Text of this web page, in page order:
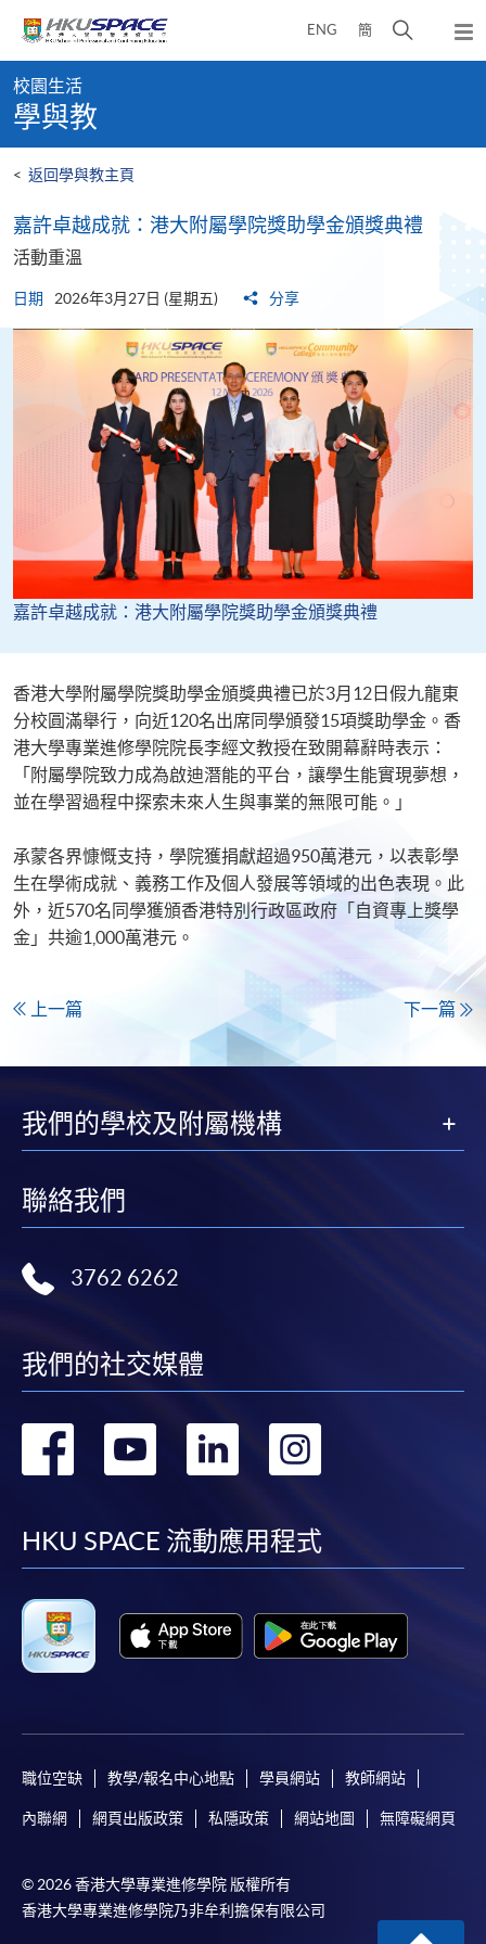
content
ENG 簡
開
彈
出
content
start
校園生活
學與教
< 返回學與教主頁
​​嘉許卓越成就​​：港大附屬學院獎助學金頒獎典禮​
活動重溫
日期 2026年3月27日 (星期五) 分享
​​嘉許卓越成就​​：港大附屬學院獎助學金頒獎典禮​
​​香港大學附屬學院獎助學金頒獎典禮已於3月12日假九龍東
分校圓滿舉行，向近120名出席同學頒發15項獎助學金。​香
港大學專業進修學院院長李經文教授在致開幕辭時表示：
「附屬學院致力成為啟迪潛能的平台，讓學生能實現夢想，​​
並在學習過程中探索未來人生與事業的無限可能。」​​
​​承蒙各界慷慨支持，學院獲捐獻超過950萬港元，以表彰學
生在學術成就、義務工作及個人發展等領域的出色表現。此
外，近570名同學獲頒香港特別行政區政府「自資專上獎學
金」共逾1,000萬港元。​
上一篇 下一篇
我們的學校及附屬機構
聯絡我們
3762 6262
我們的社交媒體
轉
facebook
轉
youtube
轉
linkedin
轉
HKU SPACE 流動應用程式
職位空缺 教學/報名中心地點 學員網站 教師網站
內聯網 網頁出版政策 私隱政策 網站地圖 無障礙網頁
© 2026 香港大學專業進修學院 版權所有
香港大學專業進修學院乃非牟利擔保有限公司